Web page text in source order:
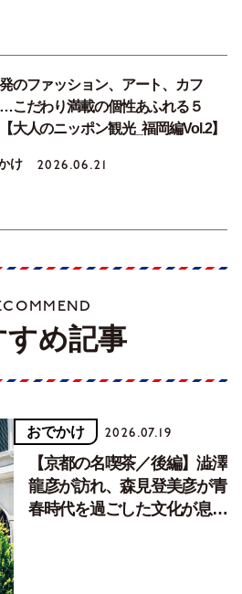
のファッション、アート、カフ
こだわり満載の個性あふれる５
大人のニッポン観光_福岡編Vol.2】
け 2026.06.21
すめ記事
おでかけ 2026.07.19
【京都の名喫茶／後編】澁澤
龍彦が訪れ、森見登美彦が青
春時代を過ごした文化が息づ